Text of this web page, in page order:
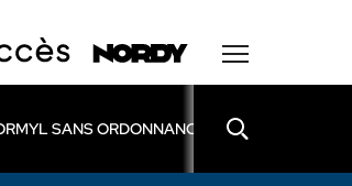
SANS ORDONNANCE LEXOMIL SANS